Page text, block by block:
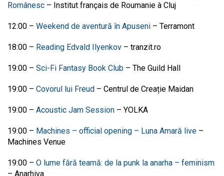
Românesc – Institut français de Roumanie à Cluj
12:00 – Weekend de aventură în Apuseni – Terramont
18:00 – Reading Edvald Ilyenkov – tranzit.ro
19:00 – Sci-Fi Fantasy Book Club – The Guild Hall
19:00 – Covorul lui Freud – Centrul de Creație Maidan
19:00 – Acoustic Jam Session – YOLKA
19:00 – Machines – official opening – Luna Amară live –
Machines Venue
19:00 – O lume fără teamă: de la punk la anarha – feminism
– Anarhiva